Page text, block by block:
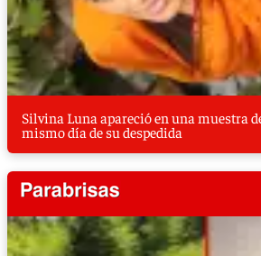
Silvina Luna apareció en una muestra
mismo día de su despedida